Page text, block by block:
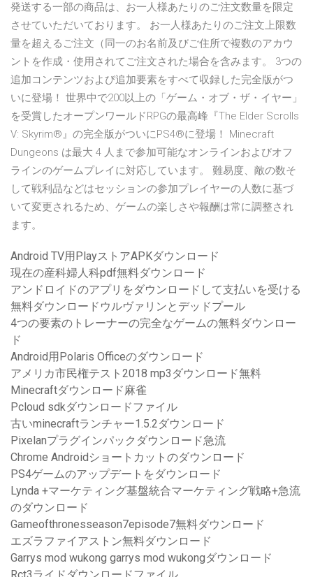
発送する一部の商品は、お一人様あたりのご注文数量を限定
させていただいております。 お一人様あたりのご注文上限数
量を超えるご注文（同一のお名前及びご住所で複数のアカウ
ントを作成・使用されてご注文された場合を含みます。 3つの
追加コンテンツおよび追加要素をすべて収録した完全版がつ
いに登場！ 世界中で200以上の「ゲーム・オブ・ザ・イヤー」
を受賞したオープンワールドRPGの最高峰『The Elder Scrolls
V: Skyrim®』の完全版がついにPS4®に登場！ Minecraft
Dungeons は最大 4 人まで参加可能なオンラインおよびオフ
ラインのゲームプレイに対応しています。 難易度、敵の数そ
して戦利品などはセッションの参加プレイヤーの人数に基づ
いて変更されるため、ゲームの楽しさや報酬は常に調整され
ます。
Android TV用PlayストアAPKダウンロード
現在の産科婦人科pdf無料ダウンロード
アンドロイドのアプリをダウンロードして支払いを受ける
無料ダウンロードウルヴァリンとデッドプール
4つの要素のトレーナーの完全なゲームの無料ダウンロー
ド
Android用Polaris Officeのダウンロード
アメリカ市民権テスト2018 mp3ダウンロード無料
Minecraftダウンロード麻雀
Pcloud sdkダウンロードファイル
古いminecraftランチャー1.5.2ダウンロード
Pixelanプラグインパックダウンロード急流
Chrome Androidショートカットのダウンロード
PS4ゲームのアップデートをダウンロード
Lynda +マーケティング基盤統合マーケティング戦略+急流
のダウンロード
Gameofthronesseason7episode7無料ダウンロード
エズラファイアストン無料ダウンロード
Garrys mod wukong garrys mod wukongダウンロード